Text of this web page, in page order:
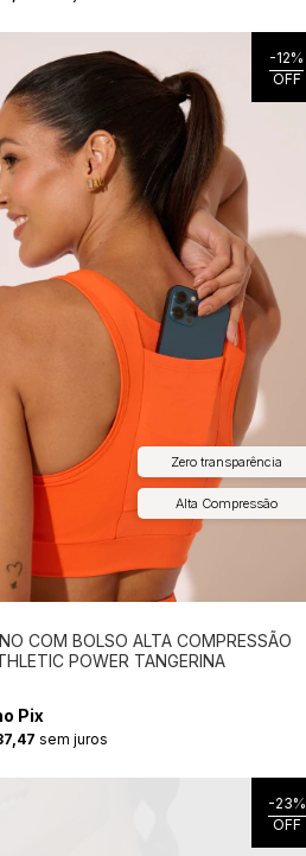
-12%
OFF
Alta Compressão
Zero transparência
COM BOLSO ALTA COMPRESSÃO
POWER TANGERINA
Pix
sem juros
-23%
OFF